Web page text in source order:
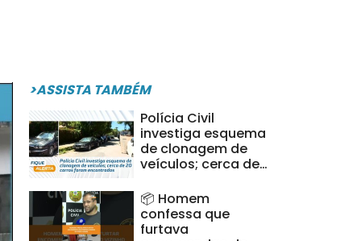
>ASSISTA TAMBÉM
Polícia Civil
investiga esquema
de clonagem de
veículos; cerca de
encontrados
📦 Homem
confessa que
furtava